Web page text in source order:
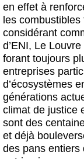
en effet à
les
considérant
d’ENI, Le
forant toujours
entreprises
d’écosystèmes
générations
climat de justice
sont des
et déjà
des pans entiers